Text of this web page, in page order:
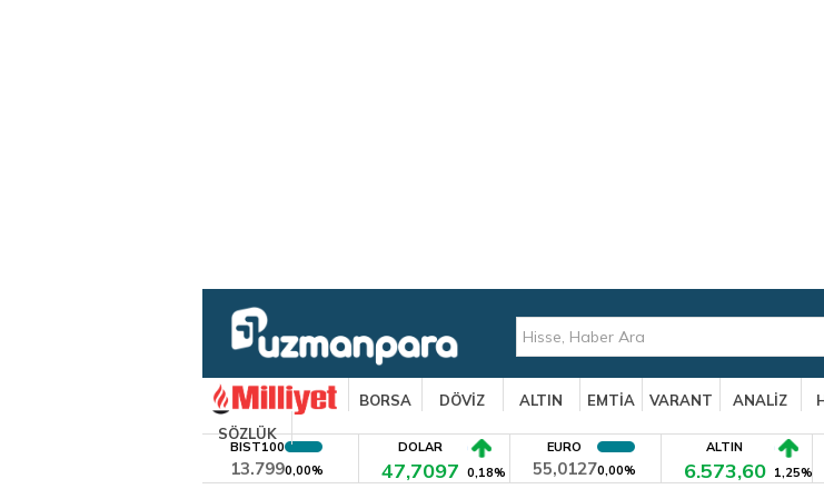
BORSA DÖVİZ ALTIN EMTİA VARANT ANALİZ
SÖZLÜK
BIST100
13.7990,00%
DOLAR
47,7097 0,18%
EURO
55,01270,00%
ALTIN
6.573,60 1,25%